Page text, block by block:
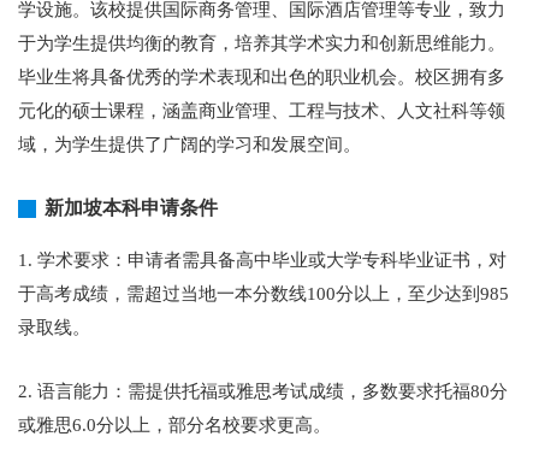
学设施。该校提供国际商务管理、国际酒店管理等专业，致力
于为学生提供均衡的教育，培养其学术实力和创新思维能力。
毕业生将具备优秀的学术表现和出色的职业机会。校区拥有多
元化的硕士课程，涵盖商业管理、工程与技术、人文社科等领
域，为学生提供了广阔的学习和发展空间。
新加坡本科申请条件
1. 学术要求：申请者需具备高中毕业或大学专科毕业证书，对
于高考成绩，需超过当地一本分数线100分以上，至少达到985
录取线。
2. 语言能力：需提供托福或雅思考试成绩，多数要求托福80分
或雅思6.0分以上，部分名校要求更高。